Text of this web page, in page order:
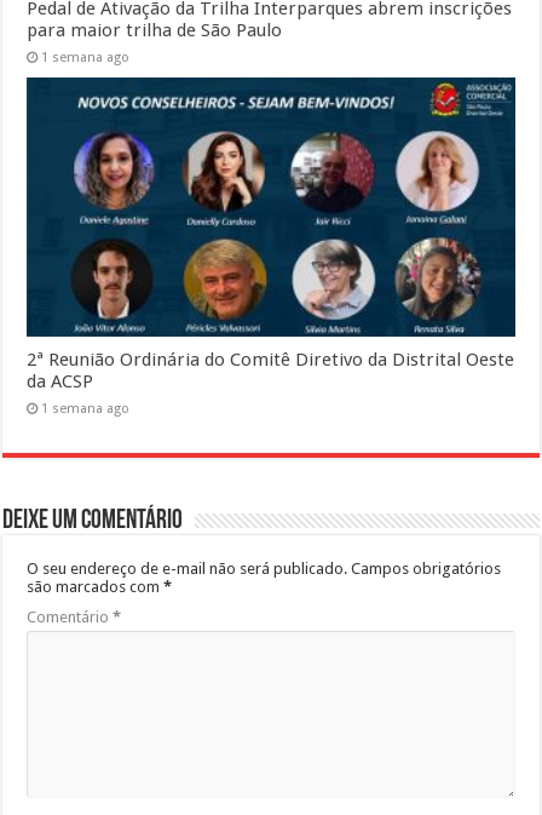
Pedal de Ativação da Trilha Interparques abrem inscrições
para maior trilha de São Paulo
1 semana ago
2ª Reunião Ordinária do Comitê Diretivo da Distrital Oeste
da ACSP
1 semana ago
Deixe um comentário
O seu endereço de e-mail não será publicado. Campos obrigatórios
são marcados com*
Comentário*